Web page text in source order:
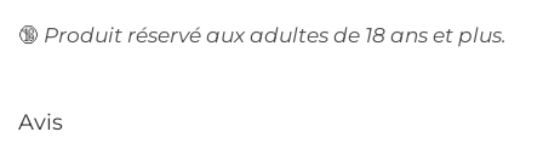
🔞 Produit réservé aux adultes de 18 ans et plus.
Avis